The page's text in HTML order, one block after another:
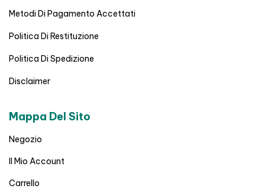
Metodi Di Pagamento Accettati
Politica Di Restituzione
Politica Di Spedizione
Disclaimer
Mappa Del Sito
Negozio
Il Mio Account
Carrello